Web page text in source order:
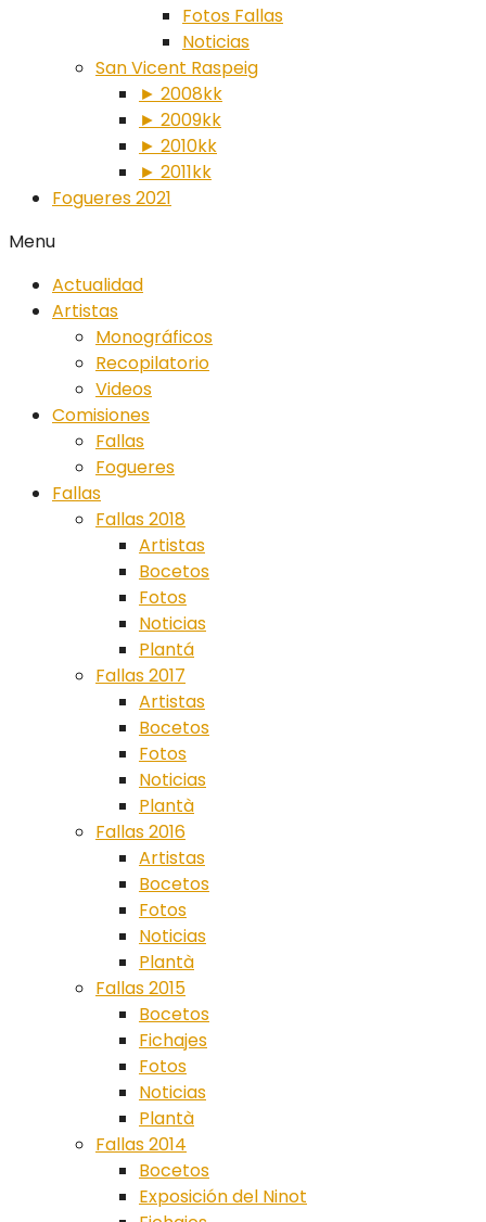
Fotos Fallas
Noticias
San Vicent Raspeig
► 2008kk
► 2009kk
► 2010kk
► 2011kk
Fogueres 2021
Menu
Actualidad
Artistas
Monográficos
Recopilatorio
Videos
Comisiones
Fallas
Fogueres
Fallas
Fallas 2018
Artistas
Bocetos
Fotos
Noticias
Plantá
Fallas 2017
Artistas
Bocetos
Fotos
Noticias
Plantà
Fallas 2016
Artistas
Bocetos
Fotos
Noticias
Plantà
Fallas 2015
Bocetos
Fichajes
Fotos
Noticias
Plantà
Fallas 2014
Bocetos
Exposición del Ninot